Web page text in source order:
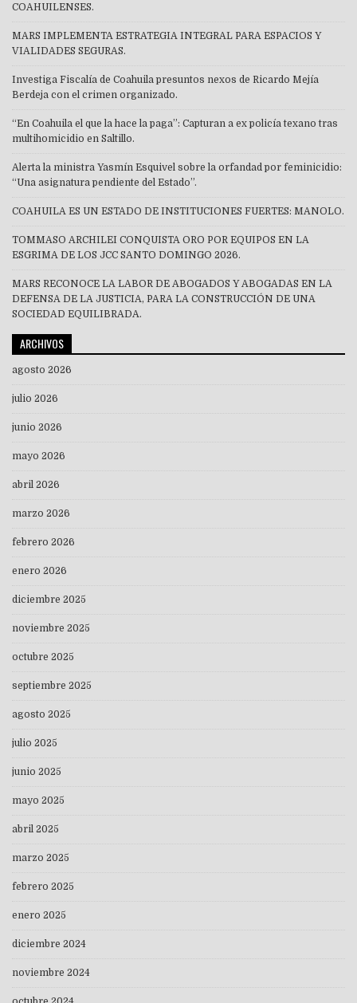
COAHUILENSES.
MARS IMPLEMENTA ESTRATEGIA INTEGRAL PARA ESPACIOS Y
VIALIDADES SEGURAS.
Investiga Fiscalía de Coahuila presuntos nexos de Ricardo Mejía
Berdeja con el crimen organizado.
“En Coahuila el que la hace la paga”: Capturan a ex policía texano tras
multihomicidio en Saltillo.
Alerta la ministra Yasmín Esquivel sobre la orfandad por feminicidio:
“Una asignatura pendiente del Estado”.
COAHUILA ES UN ESTADO DE INSTITUCIONES FUERTES: MANOLO.
TOMMASO ARCHILEI CONQUISTA ORO POR EQUIPOS EN LA
ESGRIMA DE LOS JCC SANTO DOMINGO 2026.
MARS RECONOCE LA LABOR DE ABOGADOS Y ABOGADAS EN LA
DEFENSA DE LA JUSTICIA, PARA LA CONSTRUCCIÓN DE UNA
SOCIEDAD EQUILIBRADA.
ARCHIVOS
agosto 2026
julio 2026
junio 2026
mayo 2026
abril 2026
marzo 2026
febrero 2026
enero 2026
diciembre 2025
noviembre 2025
octubre 2025
septiembre 2025
agosto 2025
julio 2025
junio 2025
mayo 2025
abril 2025
marzo 2025
febrero 2025
enero 2025
diciembre 2024
noviembre 2024